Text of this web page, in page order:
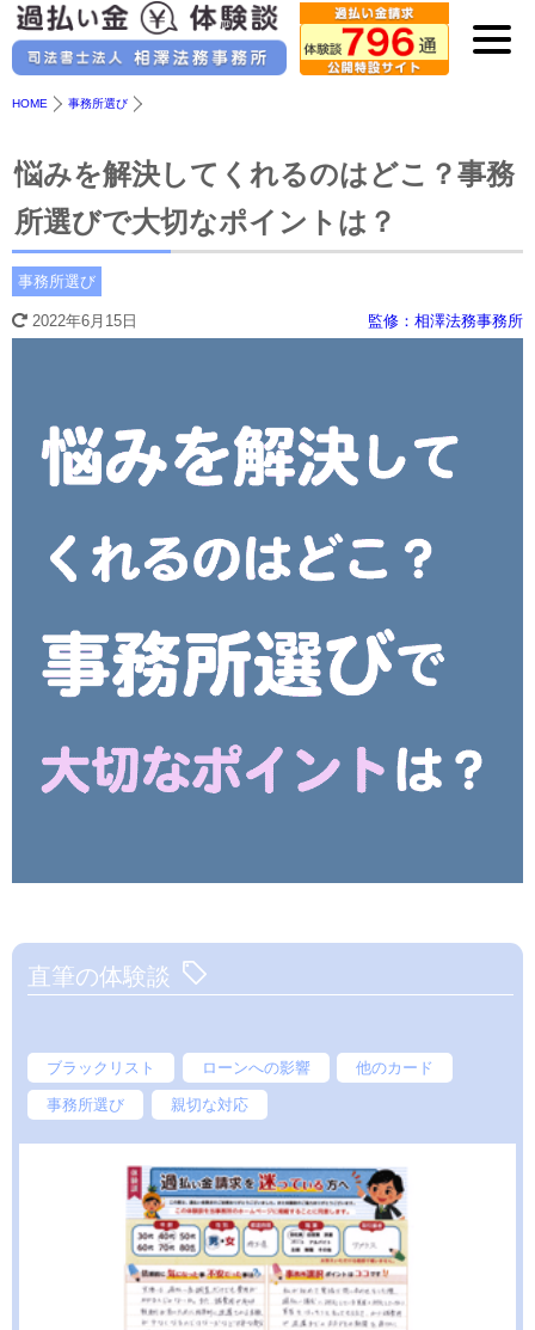
HOME 事務所選び
悩みを解決してくれるのはどこ？事務
所選びで大切なポイントは？
事務所選び
2022年6月15日 監修：相澤法務事務所
直筆の体験談
ブラックリスト ローンへの影響 他のカード
事務所選び 親切な対応